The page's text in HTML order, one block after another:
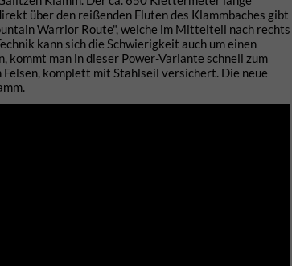
über den reißenden Fluten des Klammbaches gibt
Warrior Route", welche im Mittelteil nach rechts
kann sich die Schwierigkeit auch um einen
kommt man in dieser Power-Variante schnell zum
komplett mit Stahlseil versichert. Die neue